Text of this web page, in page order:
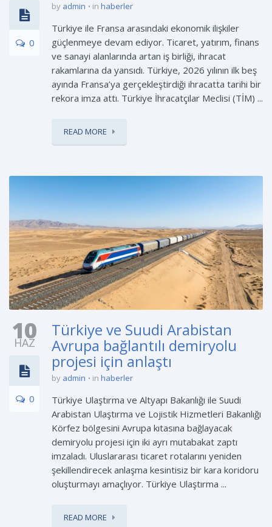
0
by admin in haberler
Türkiye ile Fransa arasındaki ekonomik ilişkiler
güçlenmeye devam ediyor. Ticaret, yatırım, finans
ve sanayi alanlarında artan iş birliği, ihracat
rakamlarına da yansıdı. Türkiye, 2026 yılının ilk beş
ayında Fransa’ya gerçekleştirdiği ihracatta tarihi bir
rekora imza attı. Türkiye İhracatçılar Meclisi (TİM) ...
READ MORE
10
HAZ
0
Türkiye ve Suudi Arabistan
Avrupa bağlantılı demiryolu
projesi için anlaştı
by admin in haberler
Türkiye Ulaştırma ve Altyapı Bakanlığı ile Suudi
Arabistan Ulaştırma ve Lojistik Hizmetleri Bakanlığı
Körfez bölgesini Avrupa kıtasına bağlayacak
demiryolu projesi için iki ayrı mutabakat zaptı
imzaladı. Uluslararası ticaret rotalarını yeniden
şekillendirecek anlaşma kesintisiz bir kara koridoru
oluşturmayı amaçlıyor. Türkiye Ulaştırma ...
READ MORE